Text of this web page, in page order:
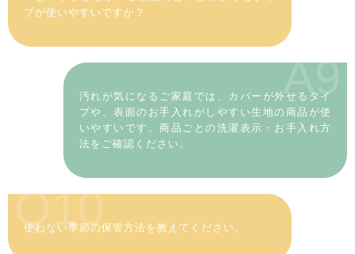
プが使いやすいですか？
A9
汚れが気になるご家庭では、カバーが外せるタイ
プや、表面のお手入れがしやすい生地の商品が使
いやすいです。商品ごとの洗濯表示・お手入れ方
法をご確認ください。
Q10
使わない季節の保管方法を教えてください。